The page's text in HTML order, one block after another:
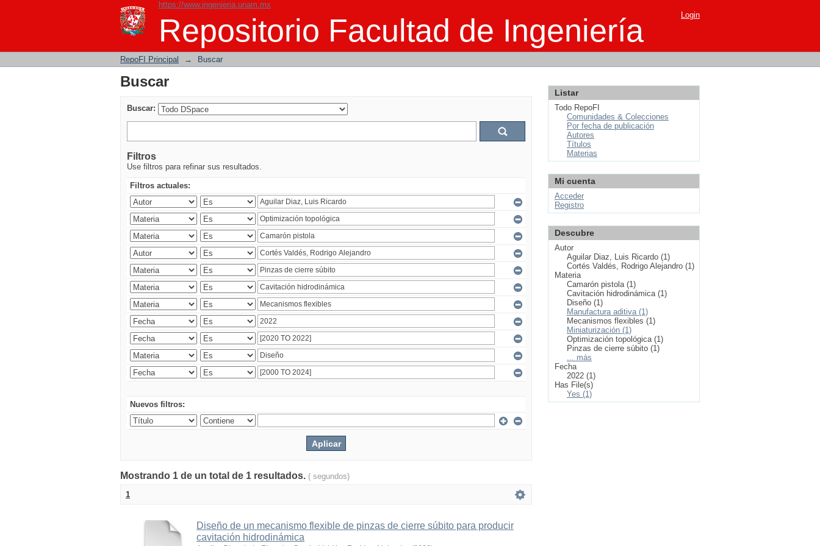
https://www.ingenieria.unam.mx
Repositorio Facultad de Ingeniería
Buscar Login
RepoFI Principal → Buscar
Buscar
Buscar:
Filtros
Use filtros para refinar sus resultados.
Filtros actuales:
Nuevos filtros:
Mostrando 1 de un total de 1 resultados. ( segundos)
1
Diseño de un mecanismo flexible de pinzas de cierre súbito para producir
cavitación hidrodinámica
Listar
Todo RepoFI
Comunidades & Colecciones
Por fecha de publicación
Autores
Títulos
Materias
Mi cuenta
Acceder
Registro
Descubre
Autor
Aguilar Diaz, Luis Ricardo (1)
Cortés Valdés, Rodrigo Alejandro (1)
Materia
Camarón pistola (1)
Cavitación hidrodinámica (1)
Diseño (1)
Manufactura aditiva (1)
Mecanismos flexibles (1)
Miniaturización (1)
Optimización topológica (1)
Pinzas de cierre súbito (1)
... más
Fecha
2022 (1)
Has File(s)
Yes (1)